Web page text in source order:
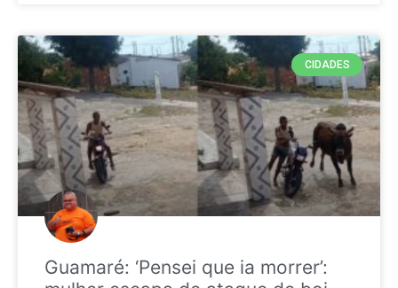
CIDADES
Guamaré: ‘Pensei que ia morrer’: